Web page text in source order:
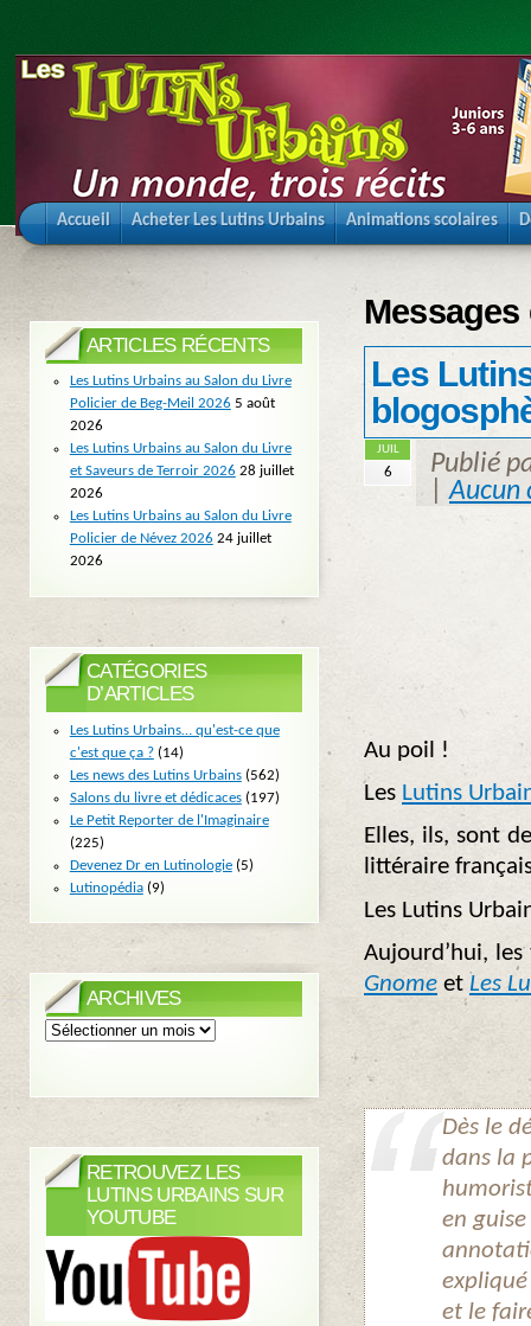
Accueil Acheter Les Lutins Urbains Animations scolaires
Les
JUIL
6
Publié
|Aucun
Au poil !
Les Lutins
Elles, ils, sont
littéraire
Les Lutins
Aujourd’hui,
Gnome et Les
Dès le
dans la
en
et le
ARTICLES RÉCENTS
Les Lutins Urbains au Salon du Livre
Policier de Beg-Meil 2026 5 août
2026
Les Lutins Urbains au Salon du Livre
et Saveurs de Terroir 2026 28 juillet
2026
Les Lutins Urbains au Salon du Livre
Policier de Névez 2026 24 juillet
2026
CATÉGORIES
D’ARTICLES
Les Lutins Urbains… qu'est-ce que
c'est que ça ?(14)
Les news des Lutins Urbains(562)
Salons du livre et dédicaces(197)
Le Petit Reporter de l'Imaginaire
(225)
Devenez Dr en Lutinologie(5)
Lutinopédia(9)
ARCHIVES
Archives
RETROUVEZ LES
LUTINS URBAINS SUR
YOUTUBE